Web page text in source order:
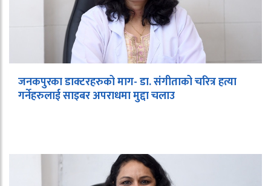
जनकपुरका डाक्टरहरुको माग- डा. संगीताको चरित्र हत्या
गर्नेहरुलाई साइबर अपराधमा मुद्दा चलाउ